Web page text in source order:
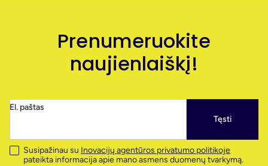
Prenumeruokite
naujienlaiškį!
El. paštas
Tęsti
Susipažinau su Inovacijų agentūros privatumo politikoje
pateikta informacija apie mano asmens duomenų tvarkymą.